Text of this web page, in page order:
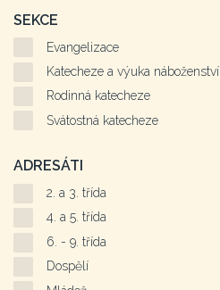
SEKCE
Evangelizace
Katecheze a výuka náboženství
Rodinná katecheze
Svátostná katecheze
ADRESÁTI
2. a 3. třída
4. a 5. třída
6. - 9. třída
Dospělí